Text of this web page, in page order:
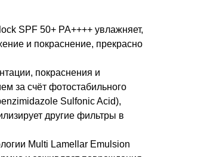
SPF 50+ PA++++ увлажняет,
и покраснение, прекрасно
покраснения и
за счёт фотостабильного
Sulfonic Acid),
другие фильтры в
Multi Lamellar Emulsion